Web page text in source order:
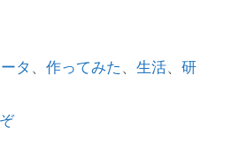
タ 、作ってみた 、生活、研